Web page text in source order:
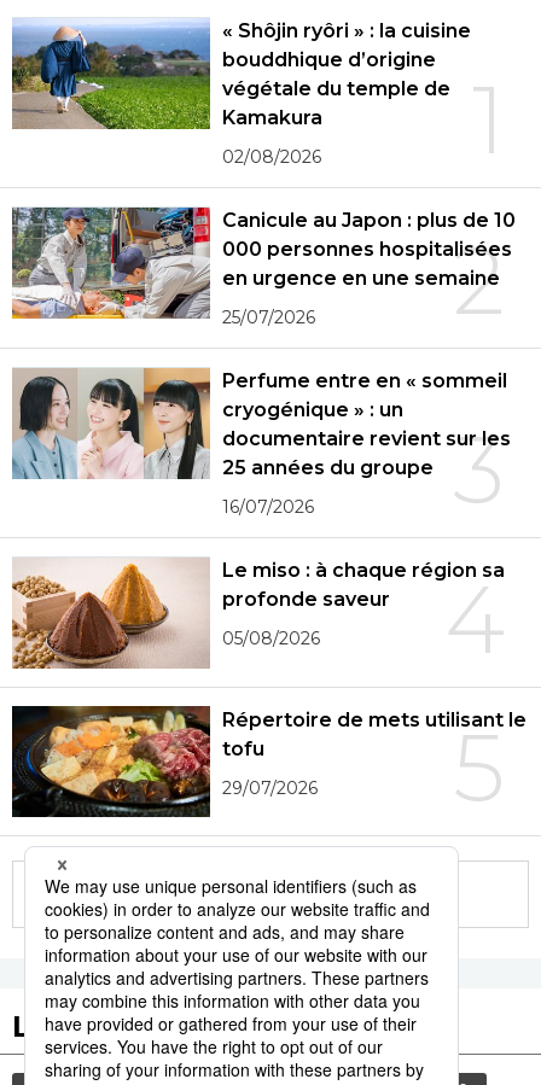
1
« Shôjin ryôri » : la cuisine
bouddhique d’origine
végétale du temple de
Kamakura
02/08/2026
2
Canicule au Japon : plus de 10
000 personnes hospitalisées
en urgence en une semaine
25/07/2026
3
Perfume entre en « sommeil
cryogénique » : un
documentaire revient sur les
25 années du groupe
16/07/2026
4
Le miso : à chaque région sa
profonde saveur
05/08/2026
5
Répertoire de mets utilisant le
tofu
29/07/2026
More in this series
Les tags populaires